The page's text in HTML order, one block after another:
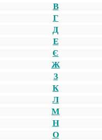
В
Г
Д
Е
Є
Ж
З
К
Л
М
Н
О